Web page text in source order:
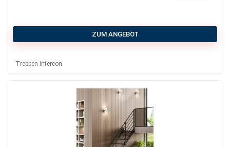
ZUM ANGEBOT
Treppen Intercon